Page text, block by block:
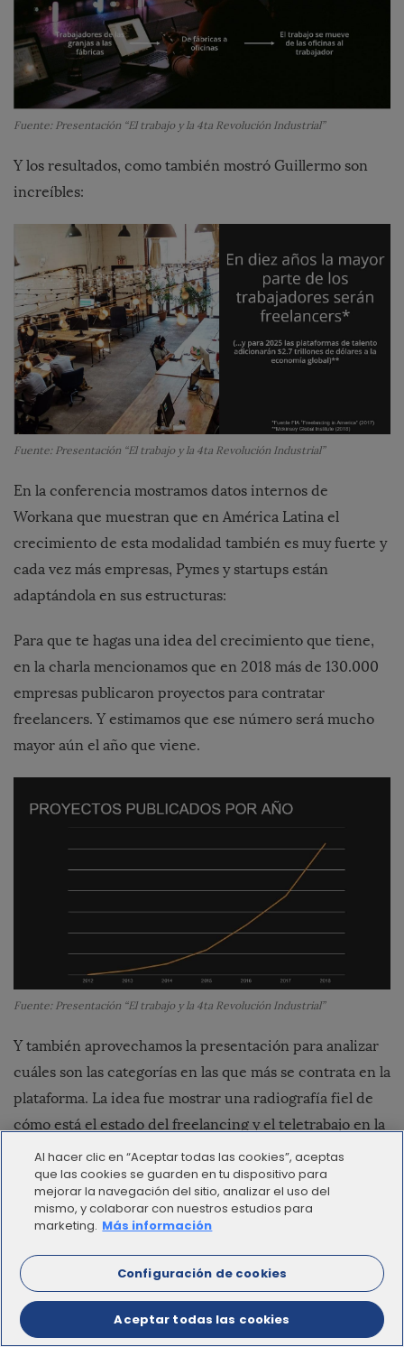
Fuente: Presentación “El trabajo y la 4ta Revolución Industrial”
Y los resultados, como también mostró Guillermo son
increíbles:
Fuente: Presentación “El trabajo y la 4ta Revolución Industrial”
En la conferencia mostramos datos internos de
Workana que muestran que en América Latina el
crecimiento de esta modalidad también es muy fuerte y
cada vez más empresas, Pymes y startups están
adaptándola en sus estructuras:
Para que te hagas una idea del crecimiento que tiene,
en la charla mencionamos que en 2018 más de 130.000
empresas publicaron proyectos para contratar
freelancers. Y estimamos que ese número será mucho
mayor aún el año que viene.
Fuente: Presentación “El trabajo y la 4ta Revolución Industrial”
Y también aprovechamos la presentación para analizar
cuáles son las categorías en las que más se contrata en la
plataforma. La idea fue mostrar una radiografía fiel de
cómo está el estado del freelancing y el teletrabajo en la
región.
Al hacer clic en “Aceptar todas las cookies”, aceptas
que las cookies se guarden en tu dispositivo para
mejorar la navegación del sitio, analizar el uso del
mismo, y colaborar con nuestros estudios para
marketing. Más información
Configuración de cookies
Aceptar todas las cookies